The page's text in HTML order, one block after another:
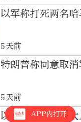
以军称打死两名
5天前
特朗普称同意取
5天前
以军称以色列犹
APP内打开